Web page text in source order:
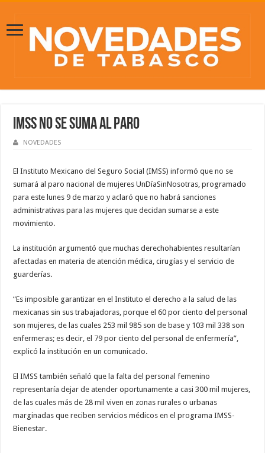
IMSS no se suma al paro
NOVEDADES
El Instituto Mexicano del Seguro Social (IMSS) informó que no se
sumará al paro nacional de mujeres UnDíaSinNosotras, programado
para este lunes 9 de marzo y aclaró que no habrá sanciones
administrativas para las mujeres que decidan sumarse a este
movimiento.
La institución argumentó que muchas derechohabientes resultarían
afectadas en materia de atención médica, cirugías y el servicio de
guarderías.
“Es imposible garantizar en el Instituto el derecho a la salud de las
mexicanas sin sus trabajadoras, porque el 60 por ciento del personal
son mujeres, de las cuales 253 mil 985 son de base y 103 mil 338 son
enfermeras; es decir, el 79 por ciento del personal de enfermería”,
explicó la institución en un comunicado.
El IMSS también señaló que la falta del personal femenino
representaría dejar de atender oportunamente a casi 300 mil mujeres,
de las cuales más de 28 mil viven en zonas rurales o urbanas
marginadas que reciben servicios médicos en el programa IMSS-
Bienestar.